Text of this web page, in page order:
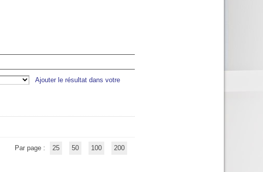
Ajouter le résultat dans votre
Par page : 25 50 100 200